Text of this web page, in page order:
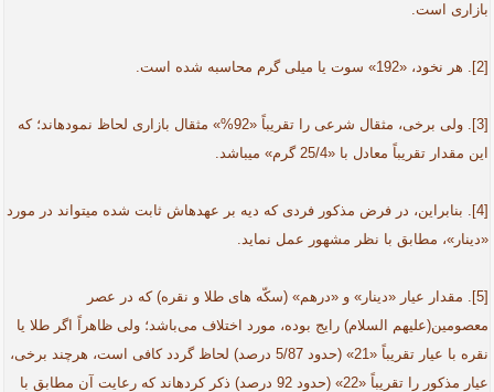
بازاری است.
[2]. هر نخود، «192» سوت یا میلی گرم محاسبه شده است.
[3]. ولی برخی، مثقال شرعی را تقریباً «92%» مثقال بازاری لحاظ نموده­اند؛ که
این مقدار تقریباً معادل با «25/4 گرم» می­باشد.
[4]. بنابراین، در فرض مذکور فردی که دیه بر عهده­اش ثابت شده می­تواند در مورد
«دینار»، مطابق با نظر مشهور عمل نماید.
[5]. مقدار عیار «دینار» و «درهم» (سکّه­ های طلا و نقره) که در عصر
معصومین(علیهم السلام) رایج بوده، مورد اختلاف می‌باشد؛ ولی ظاهراً اگر طلا یا
نقره با عیار تقریباً «21» (حدود 5/87 درصد) لحاظ گردد کافی است، هرچند برخی،
عیار مذکور را تقریباً «22» (حدود 92 درصد) ذکر کرده­اند که رعایت آن مطابق با